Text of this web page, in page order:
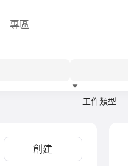
專區
工作類型
創建